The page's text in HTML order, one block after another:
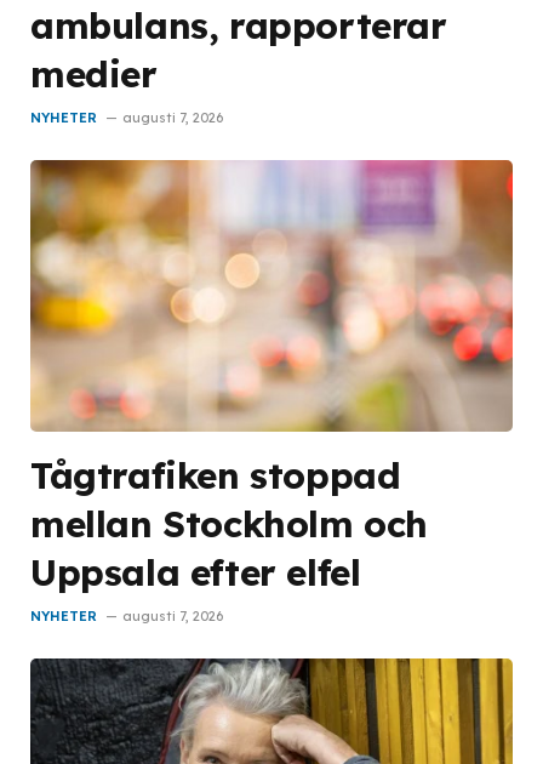
ambulans, rapporterar
medier
NYHETER augusti 7, 2026
Tågtrafiken stoppad
mellan Stockholm och
Uppsala efter elfel
NYHETER augusti 7, 2026